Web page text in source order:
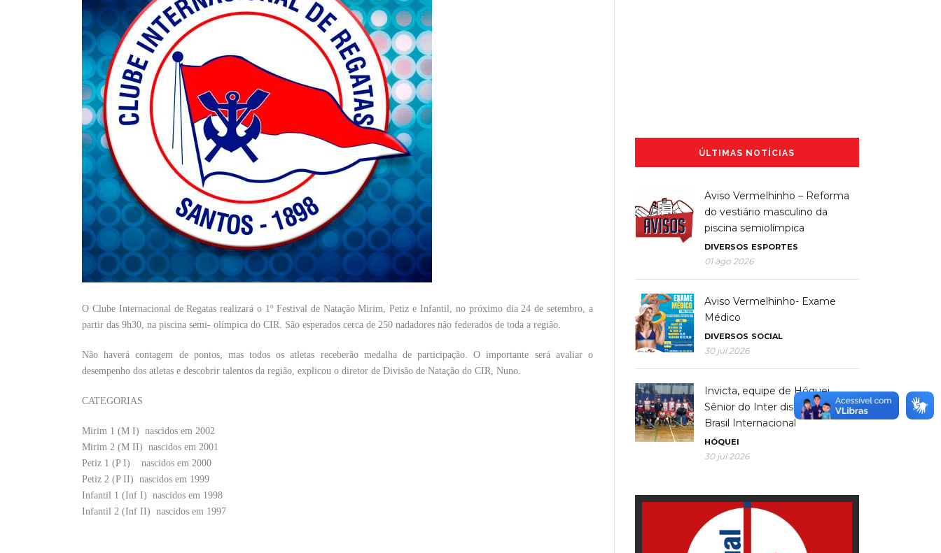
O Clube Internacional de Regatas realizará o 1º Festival de Natação Mirim, Petiz e Infantil, no próximo dia 24 de setembro, a
partir das 9h30, na piscina semi- olímpica do CIR. São esperados cerca de 250 nadadores não federados de toda a região.
Não haverá contagem de pontos, mas todos os atletas receberão medalha de participação. O importante será avaliar o
desempenho dos atletas e descobrir talentos da região, explicou o diretor de Divisão de Natação do CIR, Nuno.
CATEGORIAS
Mirim 1 (M I)  nascidos em 2002
Mirim 2 (M II)  nascidos em 2001
Petiz 1 (P I)  nascidos em 2000
Petiz 2 (P II)  nascidos em 1999
Infantil 1 (Inf I)  nascidos em 1998
Infantil 2 (Inf II)  nascidos em 1997
ÚLTIMAS NOTÍCIAS
Aviso Vermelhinho – Reforma
do vestiário masculino da
piscina semiolímpica
DIVERSOS ESPORTES
01 ago 2026
Aviso Vermelhinho- Exame
Médico
DIVERSOS SOCIAL
30 jul 2026
Invicta, equipe de Hóquei
Sênior do Inter disputa Copa
Brasil Internacional
HÓQUEI
30 jul 2026